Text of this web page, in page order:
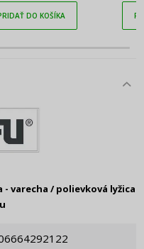
DO KOŠÍKA
- varecha / polievková lyžica